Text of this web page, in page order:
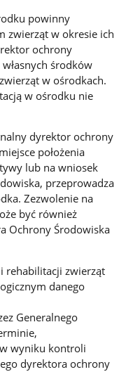
powinny
zwierząt w okresie ich
ochrony
środków
w ośrodkach.
w ośrodku nie
dyrektor ochrony
położenia
lub na wniosek
przeprowadza
Zezwolenie na
być również
Ochrony Środowiska
rehabilitacji zwierząt
danego
Generalnego
wyniku kontroli
dyrektora ochrony